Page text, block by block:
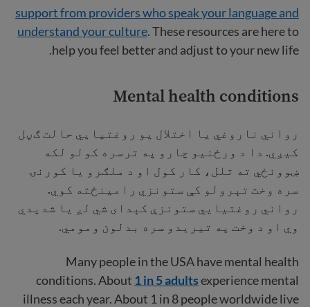
support from providers who speak your language and
understand your culture. These resources are here to
help you feel better and adjust to your new life.
Mental health conditions
رواني ناروغي یا اختلال یو روغتیايي حالت ګڼل
کیږي. دا د ورځنيو چارو په ترسره کولو لکه
ښوونځي ته تلل، کار کول او د ملګرو یا کورنۍ
سره وخت تېرولو کې ستونزي رامينځته کوي.
رواني روغتیايي ستونزې کېدای شي لږ یا شدیدي
وي او د وخت په تیریدو سره بدلون ومومي.
Many people in the USA have mental health
conditions. About 1 in 5 adultsexperience mental
illness each year. About 1 in 8 people worldwide live